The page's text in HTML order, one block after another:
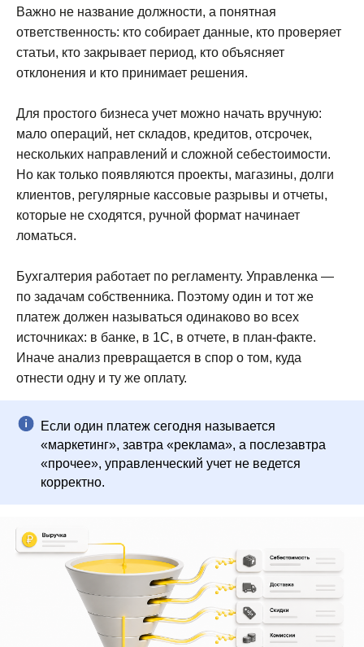
Важно не название должности, а понятная
ответственность: кто собирает данные, кто проверяет
статьи, кто закрывает период, кто объясняет
отклонения и кто принимает решения.
Для простого бизнеса учет можно начать вручную:
мало операций, нет складов, кредитов, отсрочек,
нескольких направлений и сложной себестоимости.
Но как только появляются проекты, магазины, долги
клиентов, регулярные кассовые разрывы и отчеты,
которые не сходятся, ручной формат начинает
ломаться.
Бухгалтерия работает по регламенту. Управленка —
по задачам собственника. Поэтому один и тот же
платеж должен называться одинаково во всех
источниках: в банке, в 1С, в отчете, в план-факте.
Иначе анализ превращается в спор о том, куда
отнести одну и ту же оплату.
Если один платеж сегодня называется
«маркетинг», завтра «реклама», а послезавтра
«прочее», управленческий учет не ведется
корректно.